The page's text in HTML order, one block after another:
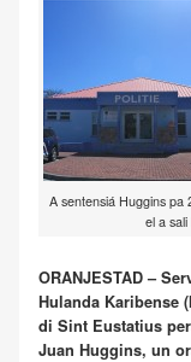
A sentensiá Huggins pa
el a
ORANJESTAD –
Hulanda Karibense
di Sint Eustatius
Juan Huggins, un